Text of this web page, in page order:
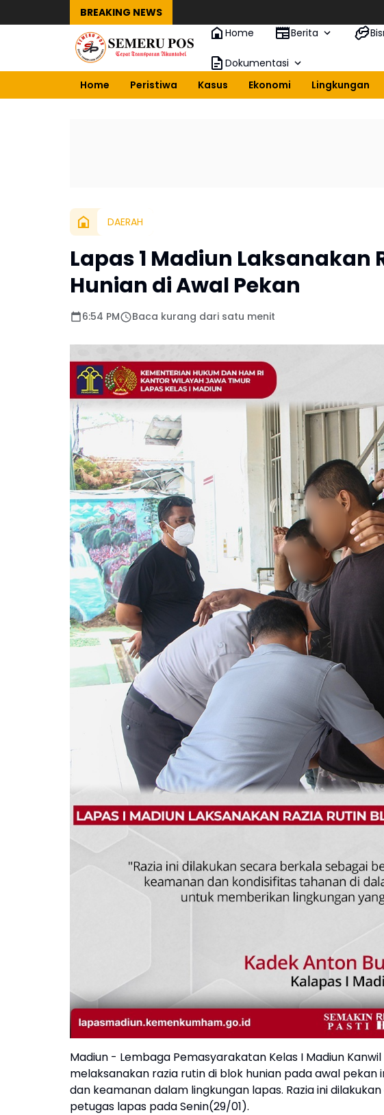
BREAKING NEWS
Home
Berita
Dokumentasi
Home
Peristiwa Kasus Ekonomi Lingkungan
DAERAH
Lapas 1 Madiun Laksanakan
Hunian di Awal Pekan
6:54 PM Baca kurang dari satu menit
Madiun - Lembaga Pemasyarakatan Kelas I Madiun
melaksanakan razia rutin di blok hunian pada awal
dan keamanan dalam lingkungan lapas. Razia ini
petugas lapas pada Senin(29/01).